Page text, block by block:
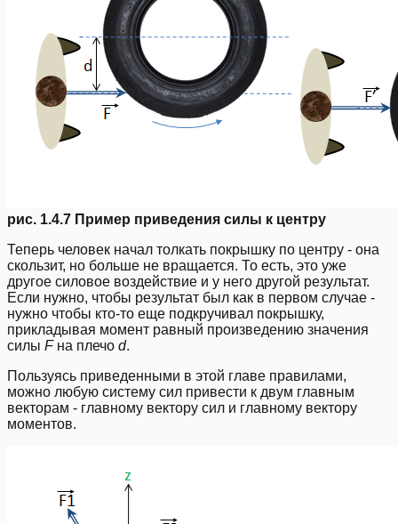
рис. 1.4.7 Пример приведения силы к центру
Теперь человек начал толкать покрышку по центру - она
скользит, но больше не вращается. То есть, это уже
другое силовое воздействие и у него другой результат.
Если нужно, чтобы результат был как в первом случае -
нужно чтобы кто-то еще подкручивал покрышку,
прикладывая момент равный произведению значения
силы Fна плечо d.
Пользуясь приведенными в этой главе правилами,
можно любую систему сил привести к двум главным
векторам - главному вектору сил и главному вектору
моментов.